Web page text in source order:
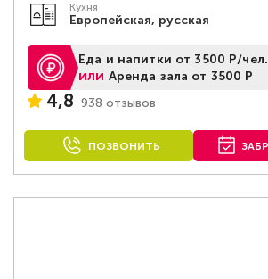
Кухня
Европейская, русская
Еда и напитки от 3500 Р/чел.
или Аренда зала от 3500 Р
4,8 938 отзывов
ПОЗВОНИТЬ